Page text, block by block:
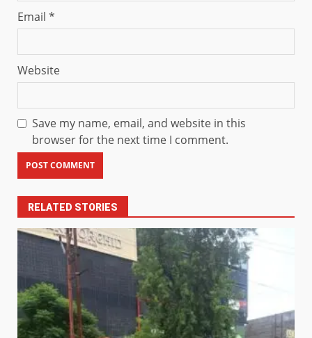
Email *
Website
Save my name, email, and website in this
browser for the next time I comment.
RELATED STORIES